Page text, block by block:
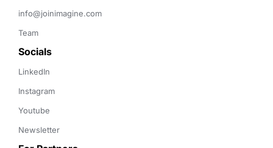
info@joinimagine.com
Team
Socials
LinkedIn
Instagram
Youtube
Newsletter